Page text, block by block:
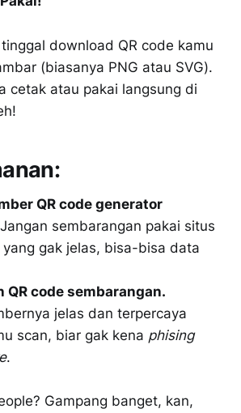
download QR code kamu
(biasanya PNG atau SVG).
cetak atau pakai langsung di
QR code generator
Jangan sembarangan pakai situs
gak jelas, bisa-bisa data
QR code sembarangan.
jelas dan terpercaya
scan, biar gak kena phising
.
Gampang banget, kan,